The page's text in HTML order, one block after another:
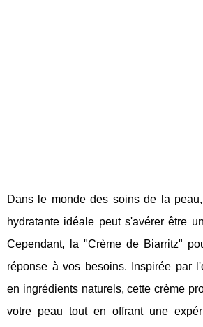
Dans le monde des soins de la
hydratante idéale peut s'avérer être
Cependant, la "Crème de Biarritz"
réponse à vos besoins. Inspirée par
en ingrédients naturels, cette crème
votre peau tout en offrant une